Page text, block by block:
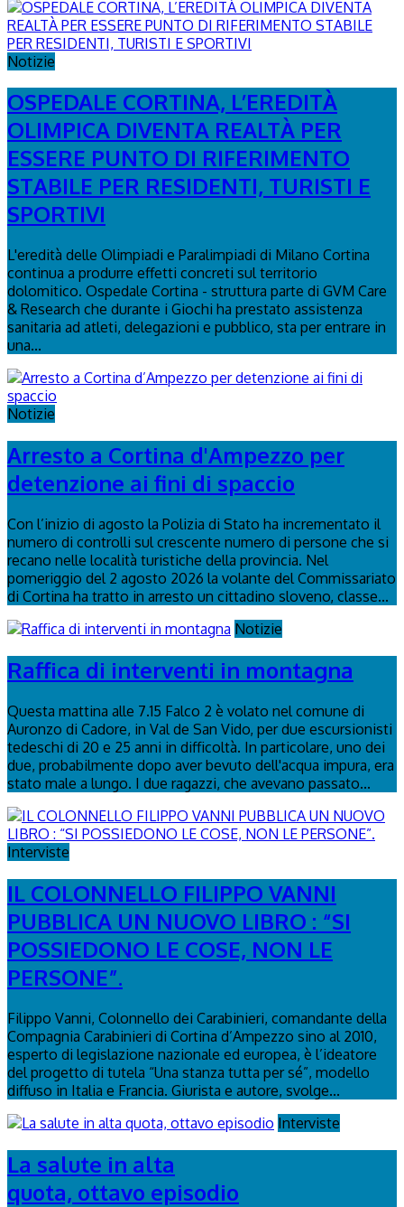
Notizie
OSPEDALE CORTINA, L’EREDITÀ
OLIMPICA DIVENTA REALTÀ PER
ESSERE PUNTO DI RIFERIMENTO
STABILE PER RESIDENTI, TURISTI E
SPORTIVI
L'eredità delle Olimpiadi e Paralimpiadi di Milano Cortina
continua a produrre effetti concreti sul territorio
dolomitico. Ospedale Cortina - struttura parte di GVM Care
& Research che durante i Giochi ha prestato assistenza
sanitaria ad atleti, delegazioni e pubblico, sta per entrare in
una...
Notizie
Arresto a Cortina d'Ampezzo per
detenzione ai fini di spaccio
Con l’inizio di agosto la Polizia di Stato ha incrementato il
numero di controlli sul crescente numero di persone che si
recano nelle località turistiche della provincia. Nel
pomeriggio del 2 agosto 2026 la volante del Commissariato
di Cortina ha tratto in arresto un cittadino sloveno, classe...
Notizie
Raffica di interventi in montagna
Questa mattina alle 7.15 Falco 2 è volato nel comune di
Auronzo di Cadore, in Val de San Vido, per due escursionisti
tedeschi di 20 e 25 anni in difficoltà. In particolare, uno dei
due, probabilmente dopo aver bevuto dell'acqua impura, era
stato male a lungo. I due ragazzi, che avevano passato...
Interviste
IL COLONNELLO FILIPPO VANNI
PUBBLICA UN NUOVO LIBRO : “SI
POSSIEDONO LE COSE, NON LE
PERSONE”.
Filippo Vanni, Colonnello dei Carabinieri, comandante della
Compagnia Carabinieri di Cortina d’Ampezzo sino al 2010,
esperto di legislazione nazionale ed europea, è l’ideatore
del progetto di tutela “Una stanza tutta per sé”, modello
diffuso in Italia e Francia. Giurista e autore, svolge...
Interviste
La salute in alta
quota, ottavo episodio